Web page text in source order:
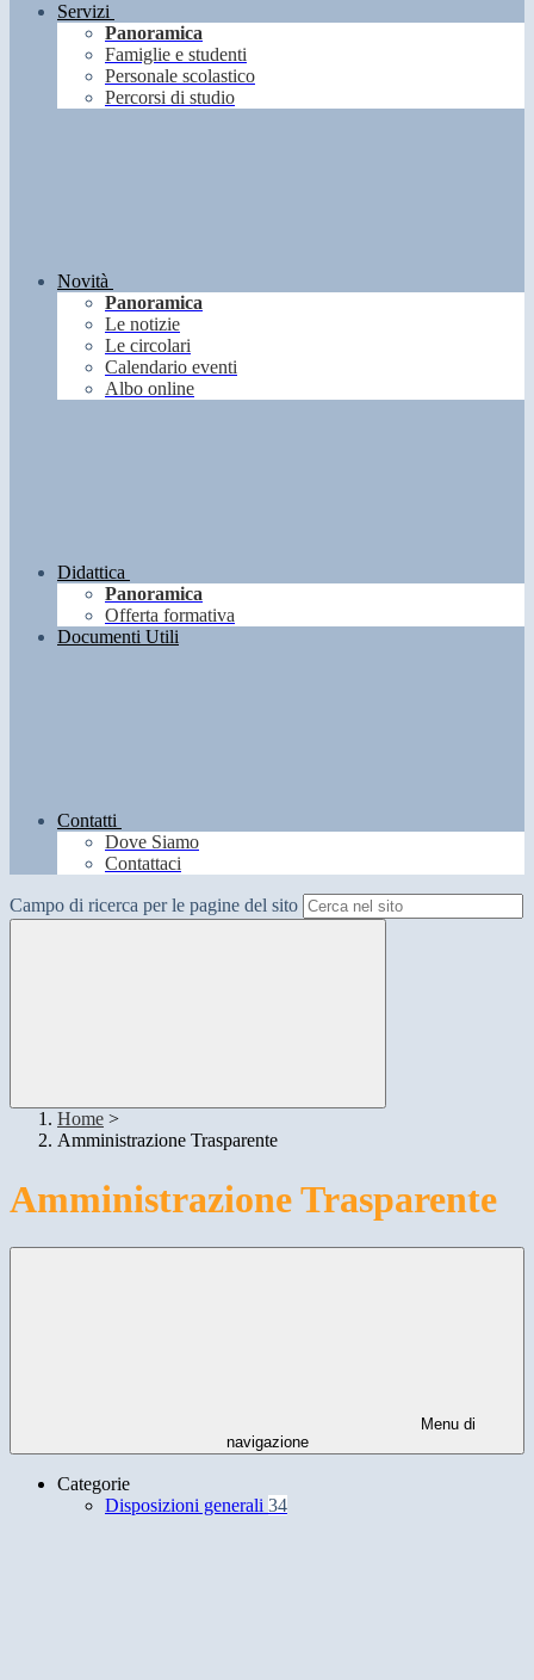
Servizi
Panoramica
Famiglie e studenti
Personale scolastico
Percorsi di studio
Novità
Panoramica
Le notizie
Le circolari
Calendario eventi
Albo online
Didattica
Panoramica
Offerta formativa
Documenti Utili
Contatti
Dove Siamo
Contattaci
Campo di ricerca per le pagine del sito
Home >
Amministrazione Trasparente
Amministrazione Trasparente
Menu di
navigazione
Categorie
Disposizioni generali 34